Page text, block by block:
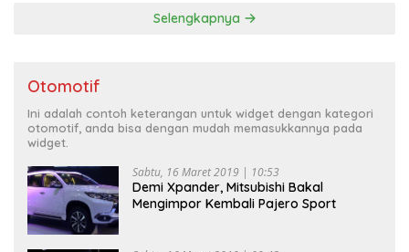
Selengkapnya
Otomotif
Ini adalah contoh keterangan untuk widget dengan kategori
otomotif, anda bisa dengan mudah memasukkannya pada
widget.
Sabtu, 16 Maret 2019 | 10:53
Demi Xpander, Mitsubishi Bakal
Mengimpor Kembali Pajero Sport